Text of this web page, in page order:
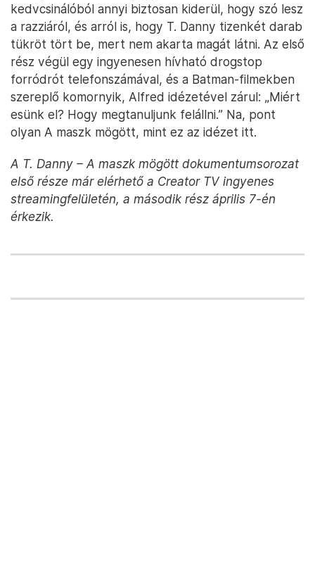
kedvcsinálóból annyi biztosan kiderül, hogy szó lesz
a razziáról, és arról is, hogy T. Danny tizenkét darab
tükröt tört be, mert nem akarta magát látni. Az első
rész végül egy ingyenesen hívható drogstop
forródrót telefonszámával, és a Batman-filmekben
szereplő komornyik, Alfred idézetével zárul: „Miért
esünk el? Hogy megtanuljunk felállni.” Na, pont
olyan A maszk mögött, mint ez az idézet itt.
A T. Danny – A maszk mögött dokumentumsorozat
első része már elérhető a Creator TV ingyenes
streamingfelületén, a második rész április 7-én
érkezik.